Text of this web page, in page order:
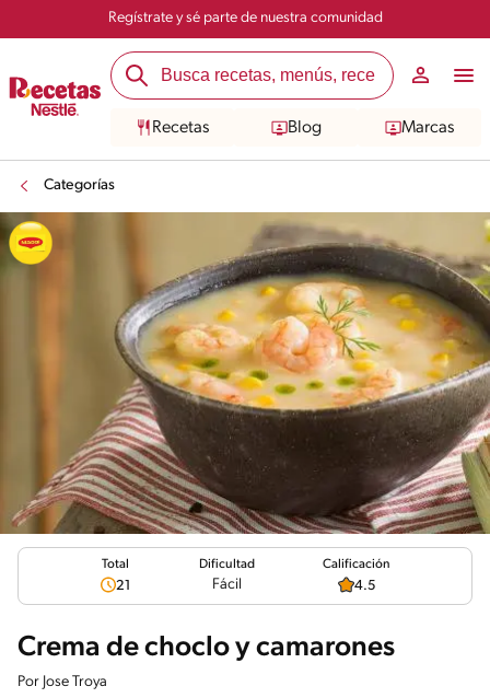
Regístrate y sé parte de nuestra comunidad
Recetas Blog Marcas
Categorías
Total
21
Dificultad
Fácil
Calificación
4.5
Crema de choclo y camarones
Por Jose Troya